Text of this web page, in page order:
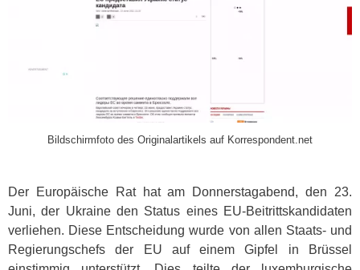
Bildschirmfoto des Originalartikels auf Korrespondent.net
Der Europäische Rat hat am Donnerstagabend, den 23.
Juni, der Ukraine den Status eines EU-Beitrittskandidaten
verliehen. Diese Entscheidung wurde von allen Staats- und
Regierungschefs der EU auf einem Gipfel in Brüssel